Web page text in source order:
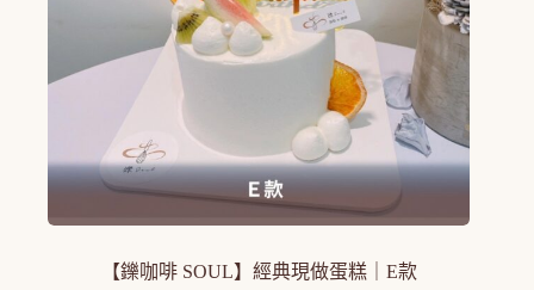
【鑠咖啡 SOUL】經典現做蛋糕｜E款